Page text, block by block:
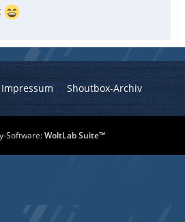
Impressum Shoutbox-Archiv
Software:WoltLab Suite™